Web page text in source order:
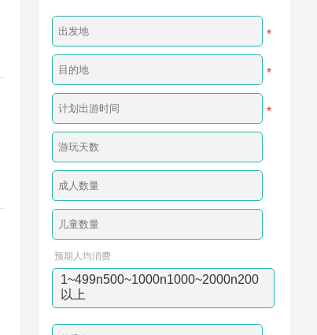
*
*
*
预期人均消费
1~499n500~1000n1000~2000n200
以上